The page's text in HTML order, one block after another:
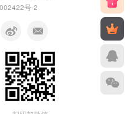
号-2